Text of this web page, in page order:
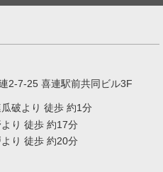
2-7-25 喜連駅前共同ビル3F
破より 徒歩 約1分
り 徒歩 約17分
り 徒歩 約20分